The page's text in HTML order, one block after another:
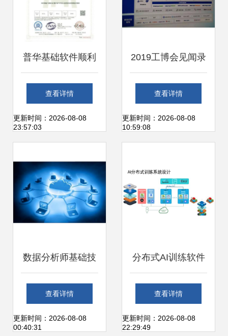
普华基础软件顺利
通过ISO20000和
ISO27001双体系
础软件技术服务能
力
查看详情
更新时间：2026-08-08
23:57:03
2019工博会见闻录
工业互联网的评估
模型、应用案例与
件技术服务
查看详情
更新时间：2026-08-08
10:59:08
数据分析师基础技
能指南 软件技术与
服务掌握
查看详情
更新时间：2026-08-08
00:40:31
分布式AI训练软件
栈与硬件栈技术详
解 基础软件技术服
查看详情
更新时间：2026-08-08
22:29:49